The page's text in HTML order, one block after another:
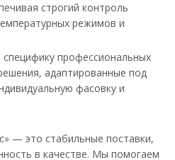
строгий контроль
режимов и
профессиональных
адаптированные под
фасовку и
— это стабильные поставки,
в качестве. Мы помогаем